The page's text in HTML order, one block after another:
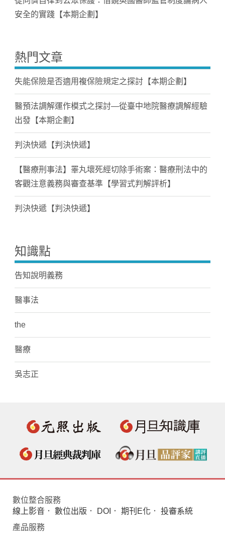
安全的實踐【本期企劃】
熱門文章
失能保險是否適用複保險規定之探討【本期企劃】
醫預法調解運作模式之探討—從臺中地院醫療調解經驗
出發【本期企劃】
判決快遞【判決快遞】
【醫療刑事法】睪丸壞死經切除手術案：醫療刑法中的
客觀注意義務與審查基準【學習式判解評析】
判決快遞【判決快遞】
知識點
告知說明義務
醫事法
the
醫療
吳志正
數位整合服務
線上影音 ． 數位出版 ． DOI ． 期刊E化 ． 投審系統
產品服務